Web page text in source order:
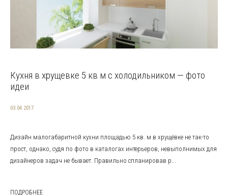
Кухня в хрущевке 5 кв м с холодильником — фото
идеи
03.04.2017
Дизайн малогабаритной кухни площадью 5 кв. м в хрущёвке не так-то
прост, однако, судя по фото в каталогах интерьеров, невыполнимых для
дизайнеров задач не бывает. Правильно спланировав р...
ПОДРОБНЕЕ